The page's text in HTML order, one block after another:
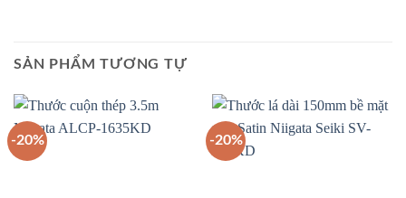
SẢN PHẨM TƯƠNG TỰ
-20% -20%